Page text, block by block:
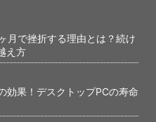
月で挫折する理由とは？続け
え方
効果！デスクトップPCの寿命